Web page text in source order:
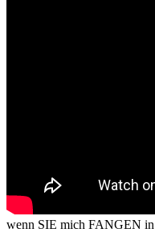
wenn SIE mich FANGEN